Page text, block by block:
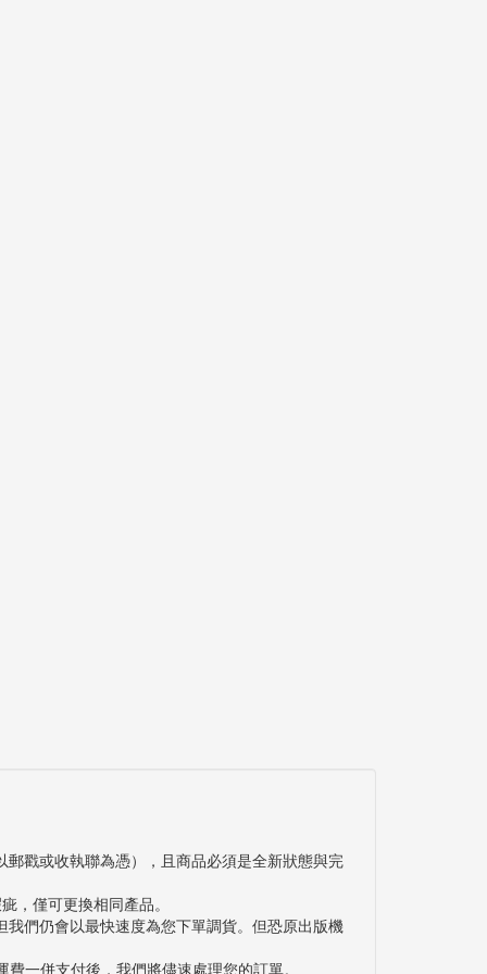
戳或收執聯為憑），且商品必須是全新狀態與完
，僅可更換相同產品。
們仍會以最快速度為您下單調貨。但恐原出版機
一併支付後，我們將儘速處理您的訂單。